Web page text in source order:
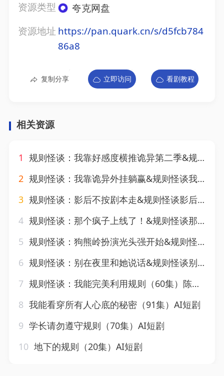
资源类型
夸克网盘
资源地址 https://pan.quark.cn/s/d5fcb784
86a8
复制分享 立即访问 看剧教程
相关资源
1 规则怪谈：我靠好感度横推诡异第二季&规则怪谈我靠好感度横推诡异第二季（98集）AI短剧
2 规则怪谈：我靠诡异外挂躺赢&规则怪谈我靠诡异外挂躺赢（63集）AI短剧
3 规则怪谈：影后不按剧本走&规则怪谈影后不按剧本走（31集）AI短剧
4 规则怪谈：那个疯子上线了！&规则怪谈那个疯子上线了（73集）AI短剧
5 规则怪谈：狗熊岭扮演光头强开始&规则怪谈狗熊岭扮演光头强开始（61集）AI短剧
6 规则怪谈：别在夜里和她说话&规则怪谈别在夜里和她说话（73集）AI短剧
7 规则怪谈：我能完美利用规则（60集）陈槿菲&朱墨宸
8 我能看穿所有人心底的秘密（91集）AI短剧
9 学长请勿遵守规则（70集）AI短剧
10 地下的规则（20集）AI短剧